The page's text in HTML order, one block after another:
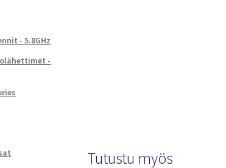
Tutustu myös
- 5.8GHz
-